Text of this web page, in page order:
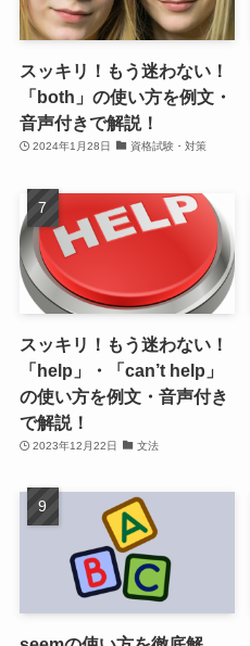
スッキリ！もう迷わない！
「both」の使い方を例文・
音声付きで解説！
2024年1月28日 資格試験・対策
スッキリ！もう迷わない！
「help」・「can’t help」
の使い方を例文・音声付き
で解説！
2023年12月22日 文法